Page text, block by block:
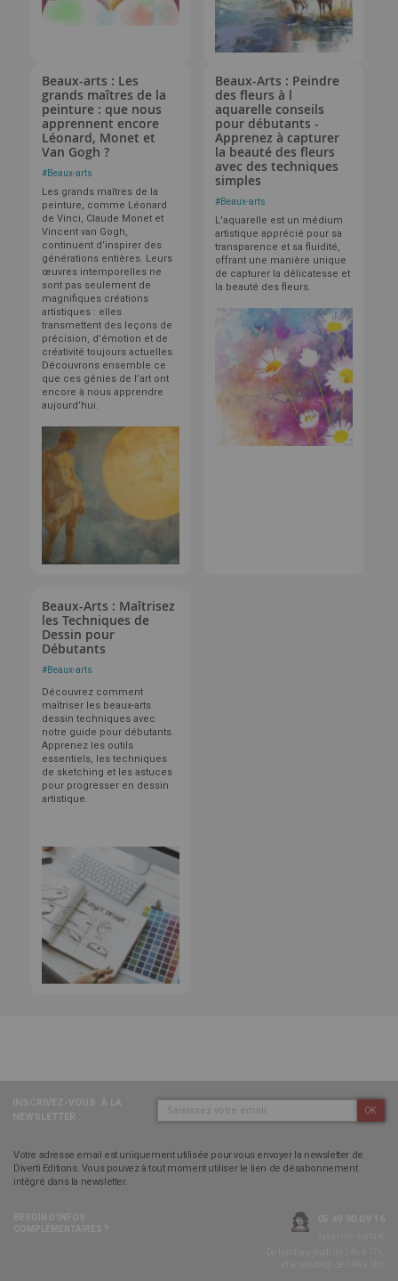
Beaux-arts : Les
grands maîtres de la
peinture : que nous
apprennent encore
Léonard, Monet et
Van Gogh ?
#Beaux-arts
Les grands maîtres de la
peinture, comme Léonard
de Vinci, Claude Monet et
Vincent van Gogh,
continuent d’inspirer des
générations entières. Leurs
œuvres intemporelles ne
sont pas seulement de
magnifiques créations
artistiques : elles
transmettent des leçons de
précision, d’émotion et de
créativité toujours actuelles.
Découvrons ensemble ce
que ces génies de l’art ont
encore à nous apprendre
aujourd’hui.
Beaux-Arts : Peindre
des fleurs à l
aquarelle conseils
pour débutants -
Apprenez à capturer
la beauté des fleurs
avec des techniques
simples
#Beaux-arts
L'aquarelle est un médium
artistique apprécié pour sa
transparence et sa fluidité,
offrant une manière unique
de capturer la délicatesse et
la beauté des fleurs.
Beaux-Arts : Maîtrisez
les Techniques de
Dessin pour
Débutants
#Beaux-arts
Découvrez comment
maîtriser les beaux-arts
dessin techniques avec
notre guide pour débutants.
Apprenez les outils
essentiels, les techniques
de sketching et les astuces
pour progresser en dessin
artistique.
OK
Votre adresse email est uniquement utilisée pour vous envoyer la newsletter de
Diverti Editions. Vous pouvez à tout moment utiliser le lien de désabonnement
intégré dans la newsletter.